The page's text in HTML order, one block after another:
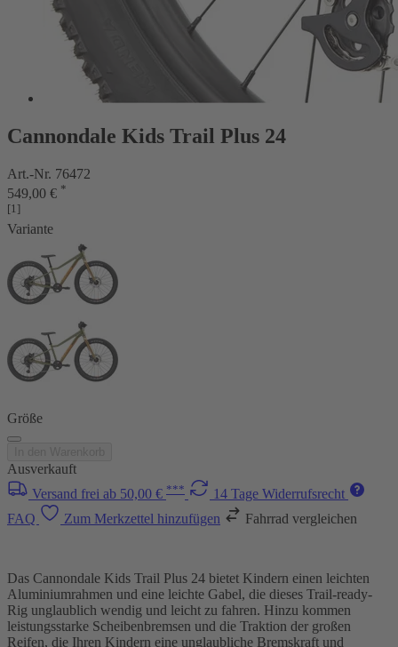
Cannondale Kids Trail Plus 24
Art.-Nr. 76472
549,00 € *
[1]
Variante
Größe
Ausverkauft
Versand frei ab 50,00 € ***
14 Tage Widerrufsrecht
FAQ
Zum Merkzettel hinzufügen Fahrrad vergleichen
Das Cannondale Kids Trail Plus 24 bietet Kindern einen leichten
Aluminiumrahmen und eine leichte Gabel, die dieses Trail-ready-
Rig unglaublich wendig und leicht zu fahren. Hinzu kommen
leistungsstarke Scheibenbremsen und die Traktion der großen
Reifen, die Ihren Kindern eine unglaubliche Bremskraft und